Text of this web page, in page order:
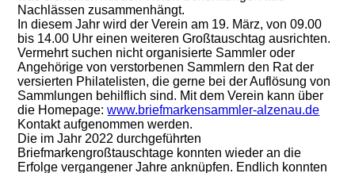
Nachlässen zusammenhängt.
In diesem Jahr wird der Verein am 19. März, von 09.00
bis 14.00 Uhr einen weiteren Großtauschtag ausrichten.
Vermehrt suchen nicht organisierte Sammler oder
Angehörige von verstorbenen Sammlern den Rat der
versierten Philatelisten, die gerne bei der Auflösung von
Sammlungen behilflich sind. Mit dem Verein kann über
die Homepage:www.briefmarkensammler-alzenau.de
Kontakt aufgenommen werden.
Die im Jahr 2022 durchgeführten
Briefmarkengroßtauschtage konnten wieder an die
Erfolge vergangener Jahre anknüpfen. Endlich konnten